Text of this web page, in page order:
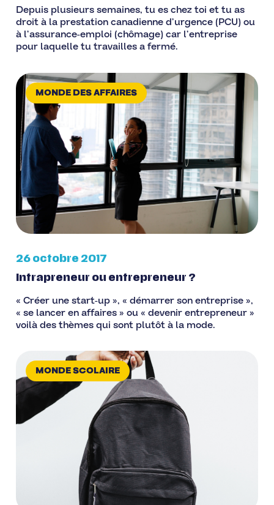
Depuis plusieurs semaines, tu es chez toi et tu as
droit à la prestation canadienne d’urgence (PCU) ou
à l’assurance-emploi (chômage) car l’entreprise
pour laquelle tu travailles a fermé.
MONDE DES AFFAIRES
26 octobre 2017
Intrapreneur ou entrepreneur ?
« Créer une start-up », « démarrer son entreprise »,
« se lancer en affaires » ou « devenir entrepreneur »
voilà des thèmes qui sont plutôt à la mode.
MONDE SCOLAIRE